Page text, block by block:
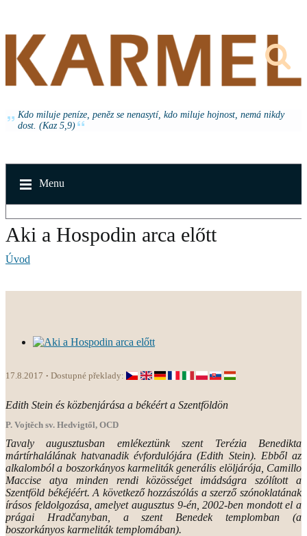
Kdo miluje peníze, peněz se nenasytí, kdo miluje hojnost, nemá nikdy
dost. (Kaz 5,9)
Menu
Aki a Hospodin arca előtt
Úvod
17.8.2017 Dostupné překlady:
Edith Stein és közbenjárása a békéért a Szentföldön
P. Vojtěch sv. Hedvigtől, OCD
Tavaly augusztusban emlékeztünk szent Terézia Benedikta
mártírhalálának hatvanadik évfordulójára (Edith Stein). Ebből az
alkalomból a boszorkányos karmeliták generális elöljárója, Camillo
Maccise atya minden rendi közösséget imádságra szólított a
Szentföld békéjéért. A következő hozzászólás a szerző szónoklatának
írásos feldolgozása, amelyet augusztus 9-én, 2002-ben mondott el a
prágai Hradčanyban, a szent Benedek templomban (a
boszorkányos karmeliták templomában).